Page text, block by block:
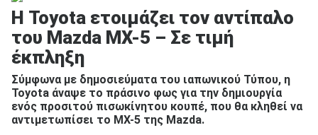
Η Toyota ετοιμάζει τον αντίπαλο
του Mazda MX-5 – Σε τιμή
έκπληξη
Σύμφωνα με δημοσιεύματα του ιαπωνικού Τύπου, η
Toyota άναψε το πράσινο φως για την δημιουργία
ενός προσιτού πισωκίνητου κουπέ, που θα κληθεί να
αντιμετωπίσει το MX-5 της Mazda.